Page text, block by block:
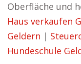
Oberfläche und
Haus verkaufen
Geldern |
Hundeschule